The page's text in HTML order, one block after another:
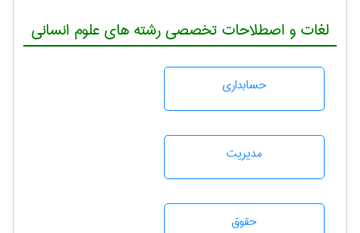
لغات و اصطلاحات تخصصی رشته های علوم انسانی
حسابداری
مديريت
حقوق